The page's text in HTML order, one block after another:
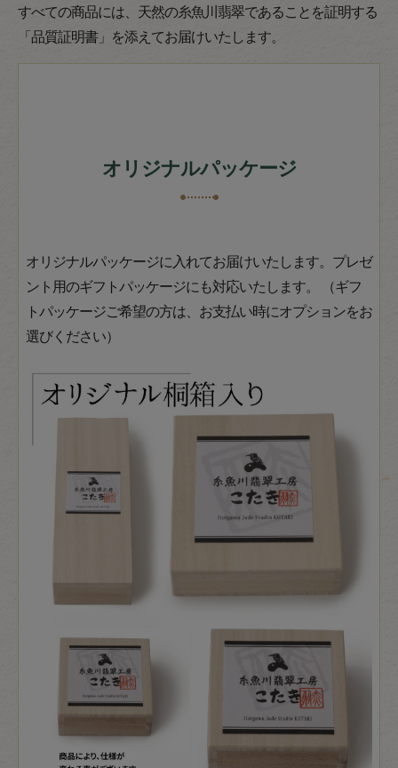
すべての商品には、天然の糸魚川翡翠であることを証明する
「品質証明書」を添えてお届けいたします。
オリジナルパッケージ
オリジナルパッケージに入れてお届けいたします。プレゼ
ント用のギフトパッケージにも対応いたします。 （ギフ
トパッケージご希望の方は、お支払い時にオプションをお
選びください）